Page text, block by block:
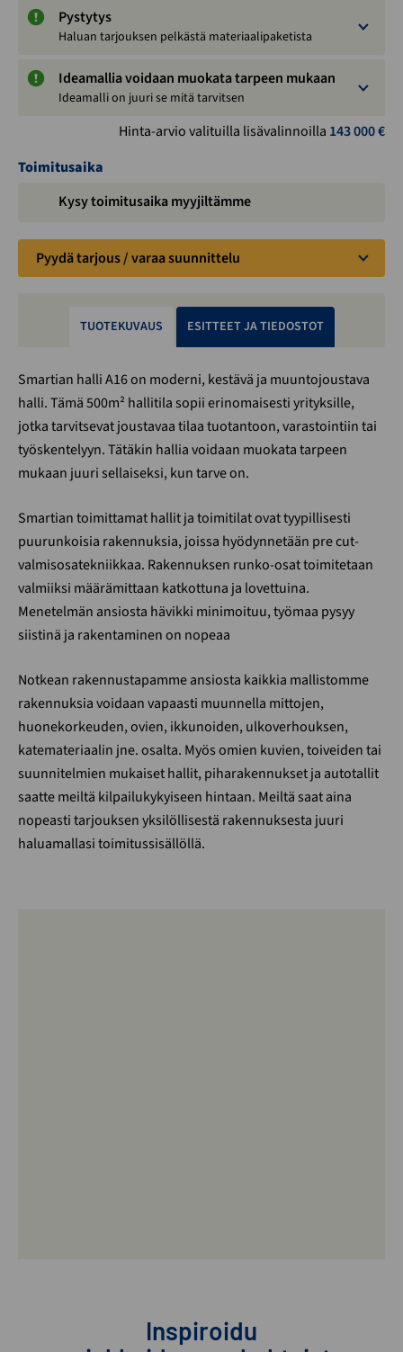
Pystytys
Haluan tarjouksen pelkästä materiaalipaketista
Ideamallia voidaan muokata tarpeen mukaan
Ideamalli on juuri se mitä tarvitsen
Hinta-arvio valituilla lisävalinnoilla 143 000€
Toimitusaika
Kysy toimitusaika myyjiltämme
Pyydä tarjous / varaa suunnittelu
TUOTEKUVAUS ESITTEET JA TIEDOSTOT
Smartian halli A16 on moderni, kestävä ja muuntojoustava
halli. Tämä 500m² hallitila sopii erinomaisesti yrityksille,
jotka tarvitsevat joustavaa tilaa tuotantoon, varastointiin tai
työskentelyyn. Tätäkin hallia voidaan muokata tarpeen
mukaan juuri sellaiseksi, kun tarve on.
Smartian toimittamat hallit ja toimitilat ovat tyypillisesti
puurunkoisia rakennuksia, joissa hyödynnetään pre cut-
valmisosatekniikkaa. Rakennuksen runko-osat toimitetaan
valmiiksi määrämittaan katkottuna ja lovettuina.
Menetelmän ansiosta hävikki minimoituu, työmaa pysyy
siistinä ja rakentaminen on nopeaa
Notkean rakennustapamme ansiosta kaikkia mallistomme
rakennuksia voidaan vapaasti muunnella mittojen,
huonekorkeuden, ovien, ikkunoiden, ulkoverhouksen,
katemateriaalin jne. osalta. Myös omien kuvien, toiveiden tai
suunnitelmien mukaiset hallit, piharakennukset ja autotallit
saatte meiltä kilpailukykyiseen hintaan. Meiltä saat aina
nopeasti tarjouksen yksilöllisestä rakennuksesta juuri
haluamallasi toimitussisällöllä.
Inspiroidu